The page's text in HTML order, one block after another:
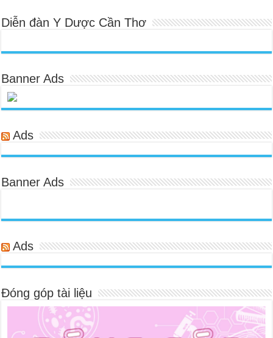
Diễn đàn Y Dược Cần Thơ
Banner Ads
Ads
Banner Ads
Ads
Đóng góp tài liệu